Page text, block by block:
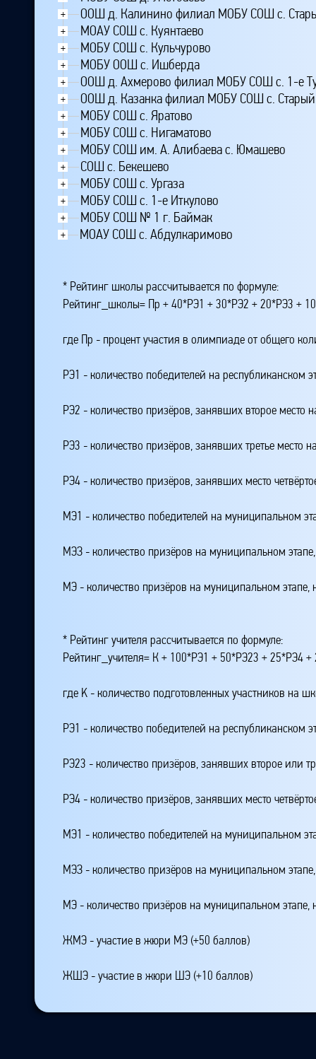
+ ООШ д. Калинино филиал МОБУ СОШ с.
+ МОАУ СОШ с. Куянтаево
+ МОБУ СОШ с. Кульчурово
+ МОБУ ООШ с. Ишберда
+ ООШ д. Ахмерово филиал МОБУ СОШ с. 1-е
+ ООШ д. Казанка филиал МОБУ СОШ с.
+ МОБУ СОШ с. Яратово
+ МОБУ СОШ с. Нигаматово
+ МОБУ СОШ им. А. Алибаева с. Юмашево
+ СОШ с. Бекешево
+ МОБУ СОШ с. Ургаза
+ МОБУ СОШ с. 1-е Иткулово
+ МОБУ СОШ № 1 г. Баймак
+ МОАУ СОШ с. Абдулкаримово
* Рейтинг школы рассчитывается по формуле:
Рейтинг_школы= Пр + 40*РЭ1 + 30*РЭ2 + 20*РЭ3 +
где Пр - процент участия в олимпиаде от общего
РЭ1 - количество победителей на республиканском
РЭ2 - количество призёров, занявших второе место
РЭ3 - количество призёров, занявших третье место
РЭ4 - количество призёров, занявших место
МЭ1 - количество победителей на муниципальном
МЭЗ - количество призёров на муниципальном
МЭ - количество призёров на муниципальном
* Рейтинг учителя рассчитывается по формуле:
Рейтинг_учителя= К + 100*РЭ1 + 50*РЭ23 +
где K - количество подготовленных участников на
РЭ1 - количество победителей на республиканском
РЭ23 - количество призёров, занявших второе или
РЭ4 - количество призёров, занявших место
МЭ1 - количество победителей на муниципальном
МЭЗ - количество призёров на муниципальном
МЭ - количество призёров на муниципальном
ЖМЭ - участие в жюри МЭ (+50 баллов)
ЖШЭ - участие в жюри ШЭ (+10 баллов)